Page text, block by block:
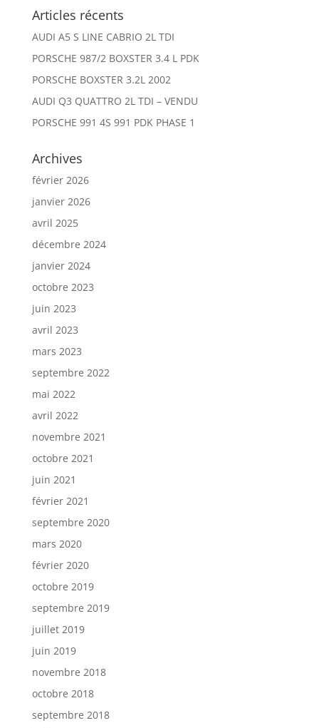
Articles récents
AUDI A5 S LINE CABRIO 2L TDI
PORSCHE 987/2 BOXSTER 3.4 L PDK
PORSCHE BOXSTER 3.2L 2002
AUDI Q3 QUATTRO 2L TDI – VENDU
PORSCHE 991 4S 991 PDK PHASE 1
Archives
février 2026
janvier 2026
avril 2025
décembre 2024
janvier 2024
octobre 2023
juin 2023
avril 2023
mars 2023
septembre 2022
mai 2022
avril 2022
novembre 2021
octobre 2021
juin 2021
février 2021
septembre 2020
mars 2020
février 2020
octobre 2019
septembre 2019
juillet 2019
juin 2019
novembre 2018
octobre 2018
septembre 2018